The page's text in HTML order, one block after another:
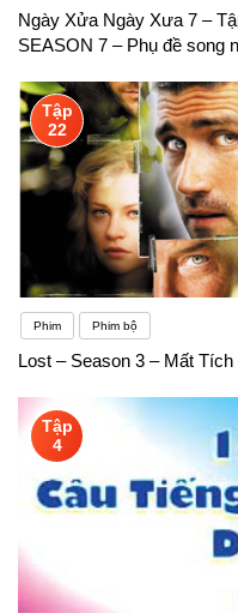
Ngày Xửa Ngày Xưa 7 –
SEASON 7 – Phụ đề song
Tập
22
Phim Phim bộ
Lost – Season 3 – Mất
Tập
4